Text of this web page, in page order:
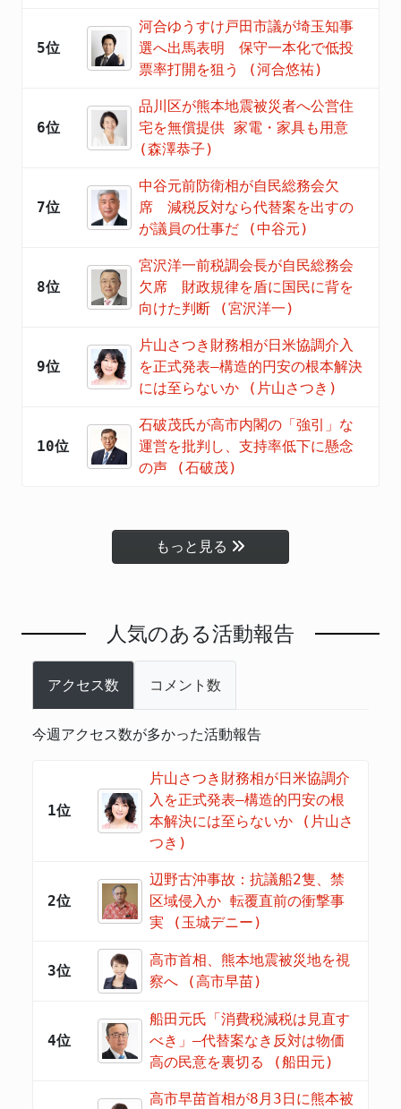
5位
河合ゆうすけ戸田市議が埼玉知事
選へ出馬表明 保守一本化で低投
票率打開を狙う (河合悠祐)
6位
品川区が熊本地震被災者へ公営住
宅を無償提供 家電・家具も用意
(森澤恭子)
7位
中谷元前防衛相が自民総務会欠
席 減税反対なら代替案を出すの
が議員の仕事だ (中谷元)
8位
宮沢洋一前税調会長が自民総務会
欠席 財政規律を盾に国民に背を
向けた判断 (宮沢洋一)
9位
片山さつき財務相が日米協調介入
を正式発表―構造的円安の根本解決
には至らないか (片山さつき)
10位
石破茂氏が高市内閣の「強引」な
運営を批判し、支持率低下に懸念
の声 (石破茂)
もっと見る
人気のある活動報告
アクセス数 コメント数
今週アクセス数が多かった活動報告
1位
片山さつき財務相が日米協調介
入を正式発表―構造的円安の根
本解決には至らないか (片山さ
つき)
2位
辺野古沖事故：抗議船2隻、禁
区域侵入か 転覆直前の衝撃事
実 (玉城デニー)
3位
高市首相、熊本地震被災地を視
察へ (高市早苗)
4位
船田元氏「消費税減税は見直す
べき」―代替案なき反対は物価
高の民意を裏切る (船田元)
高市早苗首相が8月3日に熊本被